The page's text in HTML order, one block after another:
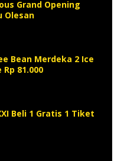
Grand Opening
Olesan
Bean Merdeka 2 Ice
81.000
Beli 1 Gratis 1 Tiket